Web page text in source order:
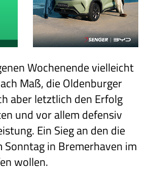
Wochenende vielleicht
Maß, die Oldenburger
aber letztlich den Erfolg
und vor allem defensiv
Ein Sieg an den die
Sonntag in Bremerhaven im
wollen.